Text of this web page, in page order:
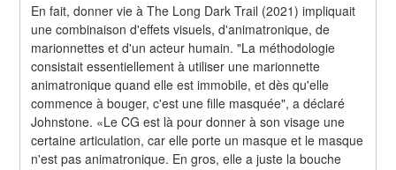
En fait, donner vie à The Long Dark Trail (2021) impliquait
une combinaison d'effets visuels, d'animatronique, de
marionnettes et d'un acteur humain. "La méthodologie
consistait essentiellement à utiliser une marionnette
animatronique quand elle est immobile, et dès qu'elle
commence à bouger, c'est une fille masquée", a déclaré
Johnstone. «Le CG est là pour donner à son visage une
certaine articulation, car elle porte un masque et le masque
n'est pas animatronique. En gros, elle a juste la bouche